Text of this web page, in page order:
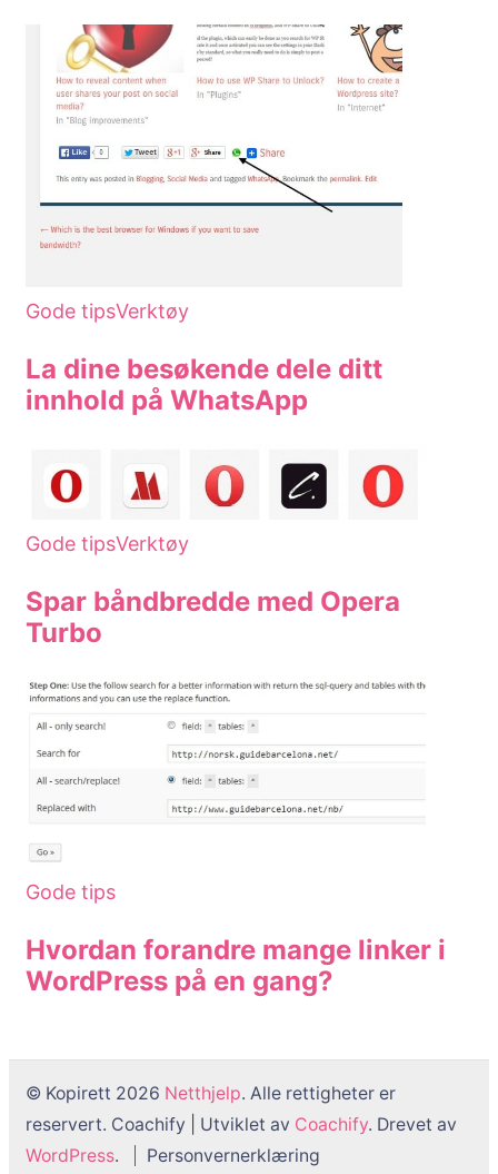
Gode tipsVerktøy
La dine besøkende dele ditt
innhold på WhatsApp
Gode tipsVerktøy
Spar båndbredde med Opera
Turbo
Gode tips
Hvordan forandre mange linker i
WordPress på en gang?
© Kopirett 2026 Netthjelp. Alle rettigheter er
reservert. Coachify | Utviklet av Coachify. Drevet av
WordPress. Personvernerklæring